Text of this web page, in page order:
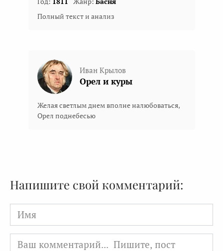
Полный текст и анализ
Иван Крылов
Орел и куры
Желая светлым днем вполне налюбоваться,
Орел поднебесью
Напишите свой комментарий:
Имя